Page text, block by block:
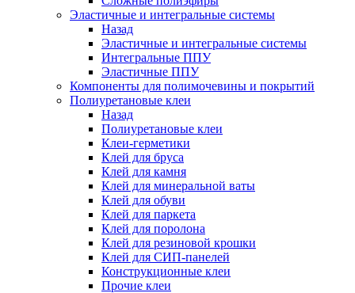
Эластичные и интегральные системы
Назад
Эластичные и интегральные системы
Интегральные ППУ
Эластичные ППУ
Компоненты для полимочевины и покрытий
Полиуретановые клеи
Назад
Полиуретановые клеи
Клеи-герметики
Клей для бруса
Клей для камня
Клей для минеральной ваты
Клей для обуви
Клей для паркета
Клей для поролона
Клей для резиновой крошки
Клей для СИП-панелей
Конструкционные клеи
Прочие клеи